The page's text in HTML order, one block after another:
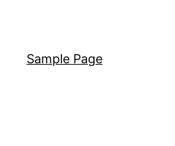
Sample Page